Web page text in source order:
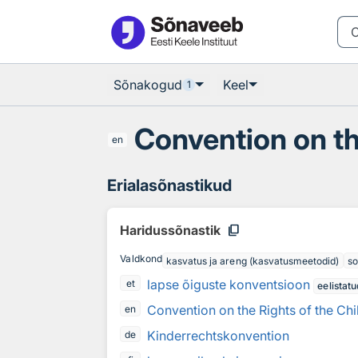
Sõnakogud 1 Keel
en Convention on
Erialasõnastikud
Haridussõnastik content_copy
Valdkond kasvatus ja areng (kasvatusmeetodid)
et
lapse õiguste konventsioon
en
Convention on the Rights of the
de Kinderrechtskonvention